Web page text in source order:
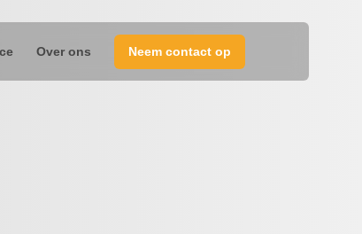
Over ons Neem contact op